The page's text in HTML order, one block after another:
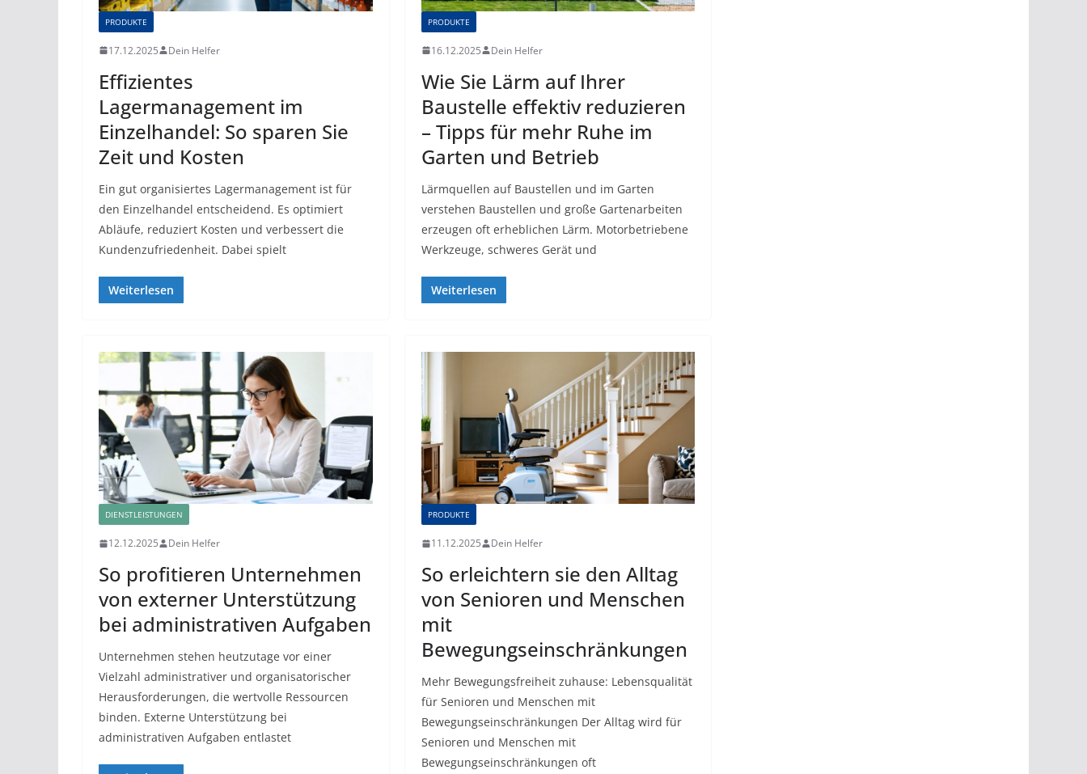
PRODUKTE
17.12.2025 Dein Helfer
Effizientes
Lagermanagement im
Einzelhandel: So sparen Sie
Zeit und Kosten
Ein gut organisiertes Lagermanagement ist für
den Einzelhandel entscheidend. Es optimiert
Abläufe, reduziert Kosten und verbessert die
Kundenzufriedenheit. Dabei spielt
Weiterlesen
PRODUKTE
16.12.2025 Dein Helfer
Wie Sie Lärm auf Ihrer
Baustelle effektiv reduzieren
– Tipps für mehr Ruhe im
Garten und Betrieb
Lärmquellen auf Baustellen und im Garten
verstehen Baustellen und große Gartenarbeiten
erzeugen oft erheblichen Lärm. Motorbetriebene
Werkzeuge, schweres Gerät und
Weiterlesen
DIENSTLEISTUNGEN
12.12.2025 Dein Helfer
So profitieren Unternehmen
von externer Unterstützung
bei administrativen Aufgaben
Unternehmen stehen heutzutage vor einer
Vielzahl administrativer und organisatorischer
Herausforderungen, die wertvolle Ressourcen
binden. Externe Unterstützung bei
administrativen Aufgaben entlastet
PRODUKTE
11.12.2025 Dein Helfer
So erleichtern sie den Alltag
von Senioren und Menschen
mit
Bewegungseinschränkungen
Mehr Bewegungsfreiheit zuhause: Lebensqualität
für Senioren und Menschen mit
Bewegungseinschränkungen Der Alltag wird für
Senioren und Menschen mit
Bewegungseinschränkungen oft